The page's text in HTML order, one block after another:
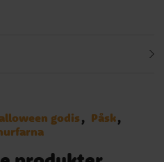
godis
Påsk